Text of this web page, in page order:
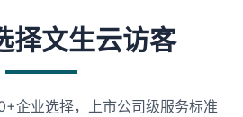
择文生云访客
企业选择，上市公司级服务标准